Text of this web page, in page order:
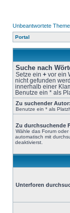
Unbeantwortete
Portal
Suche nach
Setze ein + vor ein
nicht gefunden
innerhalb einer
Benutze ein * als
Zu suchender Autor:
Benutze ein * als
Zu durchsuchende
Wähle das Forum
automatisch mit
deaktivierst.
Unterforen